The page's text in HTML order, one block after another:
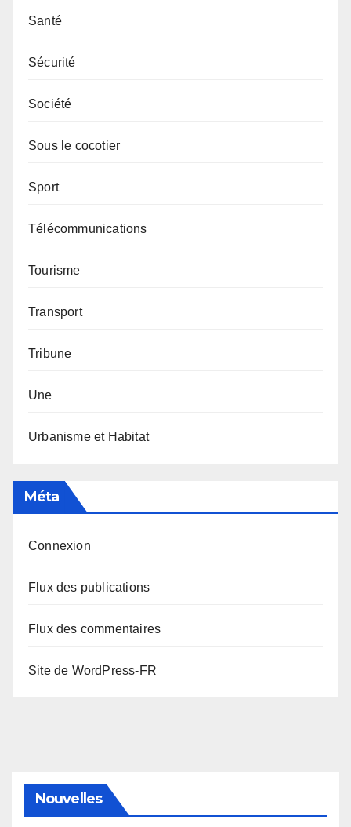
Santé
Sécurité
Société
Sous le cocotier
Sport
Télécommunications
Tourisme
Transport
Tribune
Une
Urbanisme et Habitat
Méta
Connexion
Flux des publications
Flux des commentaires
Site de WordPress-FR
Nouvelles